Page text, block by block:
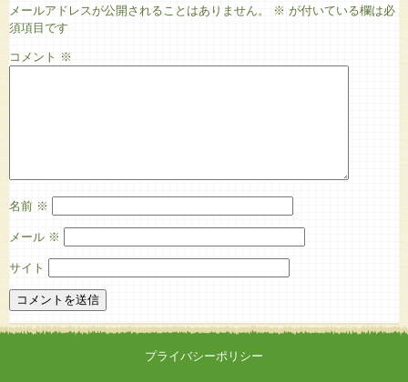
メールアドレスが公開されることはありません。 ※ が付いている欄は必
須項目です
コメント ※
名前 ※
メール ※
サイト
プライバシーポリシー